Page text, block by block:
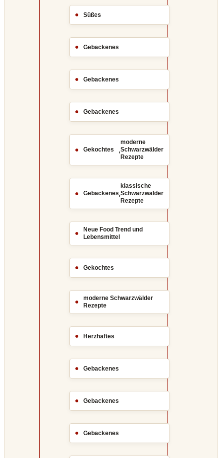
Süßes
Gebackenes
Gebackenes
Gebackenes
Gekochtes ,
moderne
Schwarzwälder
Rezepte
Gebackenes,
klassische
Schwarzwälder
Rezepte
Neue Food Trend und
Lebensmittel
Gekochtes
moderne Schwarzwälder
Rezepte
Herzhaftes
Gebackenes
Gebackenes
Gebackenes